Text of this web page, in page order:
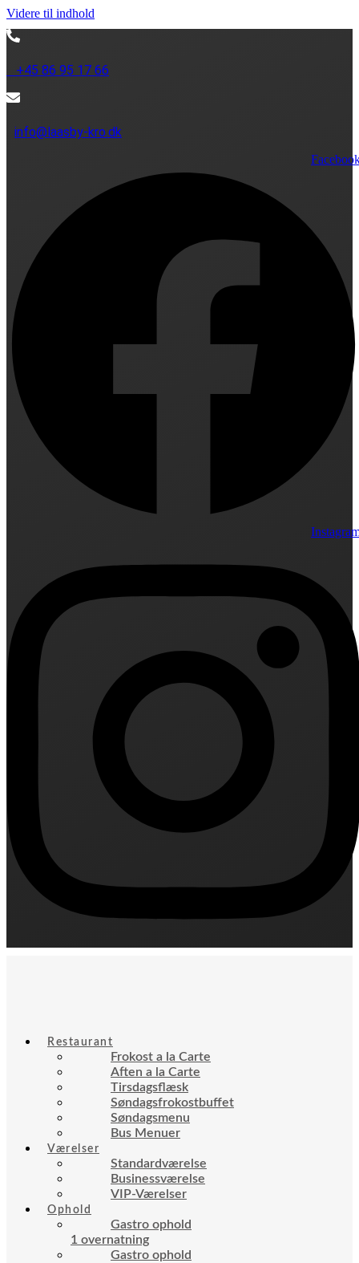
Videre til indhold
+45 86 95 17 66
info@laasby-kro.dk
Restaurant
Frokost a la Carte
Aften a la Carte
Tirsdagsflæsk
Søndagsfrokostbuffet
Søndagsmenu
Bus Menuer
Værelser
Standardværelse
Businessværelse
VIP-Værelser
Ophold
Gastro ophold
1 overnatning
Gastro ophold